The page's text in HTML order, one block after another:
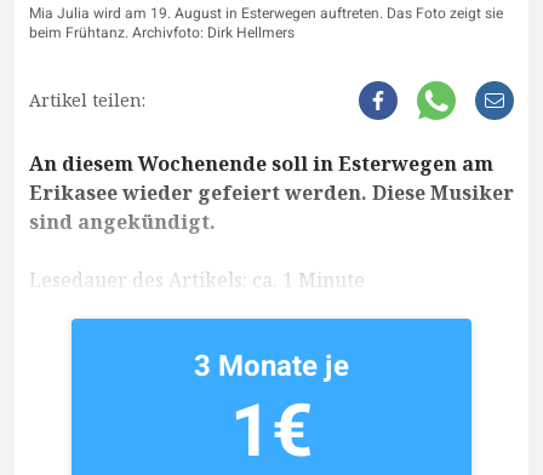
Mia Julia wird am 19. August in Esterwegen auftreten. Das Foto zeigt sie
beim Frühtanz. Archivfoto: Dirk Hellmers
Artikel teilen:
An diesem Wochenende soll in Esterwegen am
Erikasee wieder gefeiert werden. Diese Musiker
sind angekündigt.
Lesedauer des Artikels: ca. 1 Minute
3 Monate je
1€